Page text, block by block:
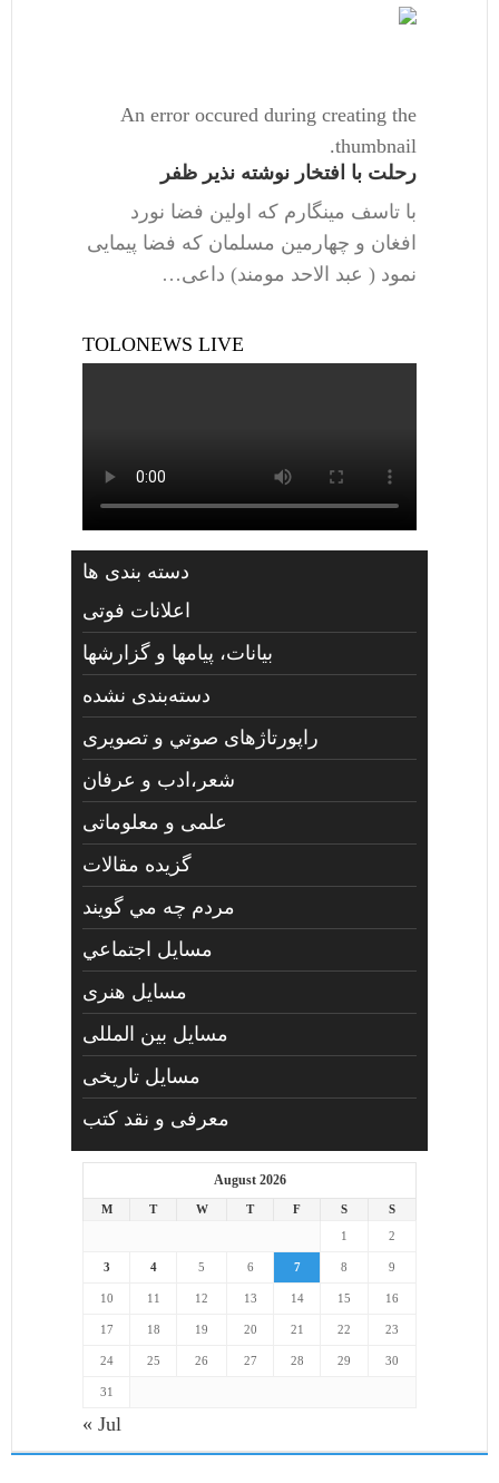
An error occured during creating the
thumbnail.
رحلت با افتخار نوشته نذیر ظفر
با تاسف مینگارم که اولین فضا نورد
افغان و چهارمین مسلمان که فضا پیمایی
نمود ( عبد الاحد مومند) داعی…
TOLONEWS LIVE
دسته بندی ها
اعلانات فوتی
بیانات، پیامها و گزارشها
دسته‌بندی نشده
راپورتاژهای صوتي و تصويری
شعر،ادب و عرفان
علمی و معلوماتی
گزیده مقالات
مردم چه مي گويند
مسايل اجتماعي
مسايل هنری
مسایل بین المللی
مسایل تاریخی
معرفی و نقد کتب
August 2026
M T W T F S
S
1
2
3 4 5 6 7 8 9
10 11 12 13 14 15 16
17 18 19 20 21 22 23
24 25 26 27 28 29 30
31
« Jul